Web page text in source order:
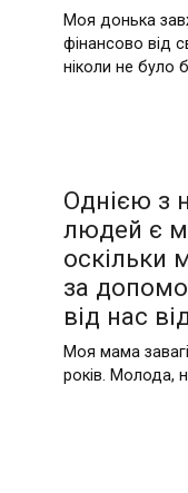
Моя донька
фінансово від
ніколи не було
Однією з
людей є
оскільки
за
від нас
Моя мама
років. Молода,